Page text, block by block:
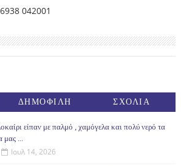
042001
ΔΗΜΟΦΙΛΗ ΣΧΟΛΙΑ
είπαν με παλμό , χαμόγελα και πολύ νερό τα
μας ...
Ιουλ 14, 2026